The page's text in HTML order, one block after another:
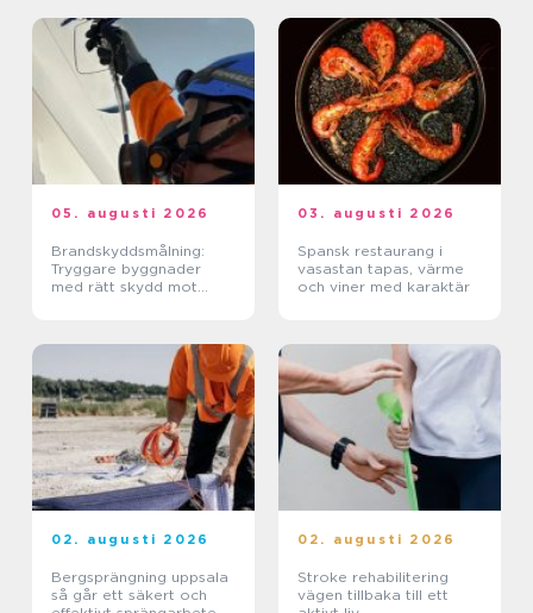
05. augusti 2026
Brandskyddsmålning:
Tryggare byggnader
med rätt skydd mot
03. augusti 2026
Spansk restaurang i
vasastan tapas, värme
och viner med karaktär
02. augusti 2026
Bergsprängning uppsala
så går ett säkert och
02. augusti 2026
Stroke rehabilitering
vägen tillbaka till ett